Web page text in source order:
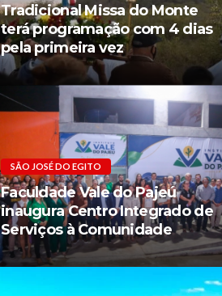
Tradicional Missa do Monte
terá programação com 4 dias
pela primeira vez
SÃO JOSÉ DO EGITO
Faculdade Vale do Pajeú
inaugura Centro Integrado de
Serviços à Comunidade